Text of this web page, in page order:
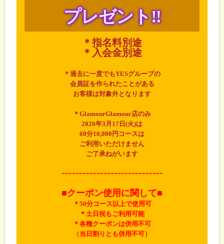
プレゼント‼
＊指名料別途
＊入会金別途
＊過去に一度でもYESグループの
会員証を作られたことがある
お客様は対象外となります
＊GlamourGlamour店のみ
2026年3月17日(火)は
60分10,000円コースは
ご利用いただけません
ご了承ねがいます
-----------------------------
■クーポン使用に関して■
＊50分コース以上で使用可
＊土日祝もご利用可能
＊各種クーポンは併用不可
（当日割りとも併用不可）